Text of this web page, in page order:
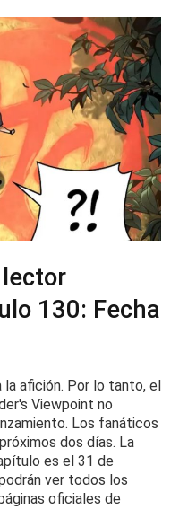
130: Fecha
la afición. Por lo tanto, el
Viewpoint no
Los fanáticos
dos días. La
es el 31 de
ver todos los
oficiales de